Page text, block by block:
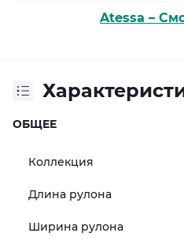
Atessa –
ОБЩЕЕ
Коллекция
Длина рулона
Ширина рулона